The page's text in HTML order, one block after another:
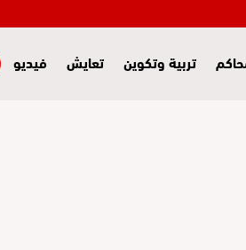
تربية وتكوين تعايش فيديو